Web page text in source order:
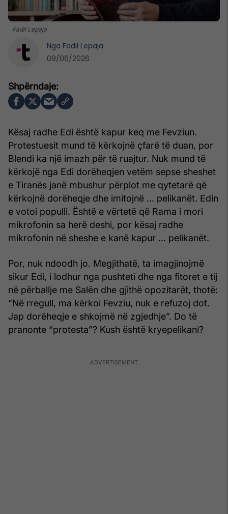
Fadil Lepaja
Kësaj radhe Edi është kapur keq me Fevziun.
Protestuesit mund të kërkojnë çfarë të duan, por
Blendi ka një imazh për të ruajtur. Nuk mund të
kërkojë nga Edi dorëheqjen vetëm sepse sheshet
e Tiranës janë mbushur përplot me qytetarë që
kërkojnë dorëheqje dhe imitojnë ... pelikanët. Edin
e votoi populli. Është e vërtetë që Rama i mori
mikrofonin sa herë deshi, por kësaj radhe
mikrofonin në sheshe e kanë kapur ... pelikanët.
Por, nuk ndoodh jo. Megjithatë, ta imagjinojmë
sikur Edi, i lodhur nga pushteti dhe nga fitoret e tij
në përballje me Salën dhe gjithë opozitarët, thotë:
“Në rregull, ma kërkoi Fevziu, nuk e refuzoj dot.
Jap dorëheqje e shkojmë në zgjedhje”. Do të
pranonte “protesta”? Kush është kryepelikani?
Nga Fadil Lepaja
09/06/2026